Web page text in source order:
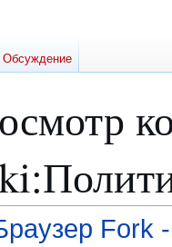
Fork
Обсуждение